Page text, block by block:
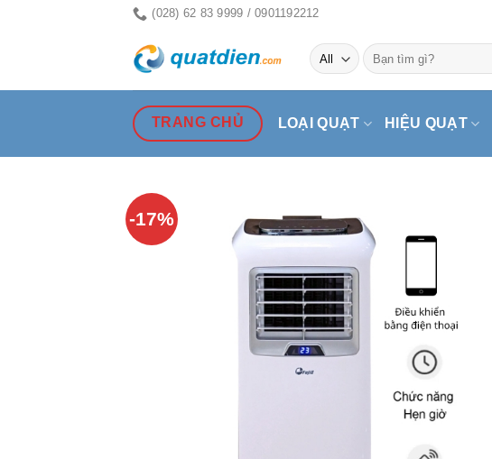
(028) 62 83 9999 / 0901192212
Tìm
kiếm:
TRANG CHỦ LOẠI QUẠT HIỆU QUẠT
-17%